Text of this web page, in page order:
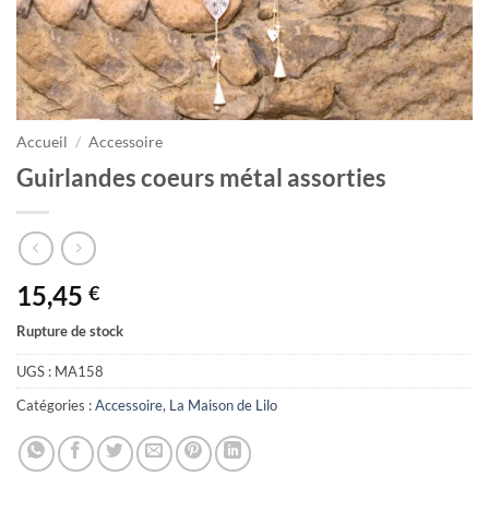
Accueil / Accessoire
Guirlandes coeurs métal assorties
15,45 €
Rupture de stock
UGS : MA158
Catégories :Accessoire, La Maison de Lilo